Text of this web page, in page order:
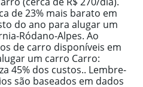
de 23% mais barato em
do ano para alugar um
Ródano-Alpes. Ao
de carro disponíveis em
um carro Carro:
45% dos custos.. Lembre-
são baseados em dados